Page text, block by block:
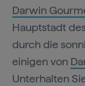
Darwin
Hauptstadt
durch die
einigen von
Unterhalten